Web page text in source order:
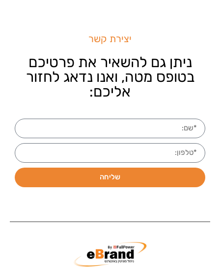
יצירת קשר
ניתן גם להשאיר את פרטיכם
בטופס מטה, ואנו נדאג לחזור
אליכם:
שליחה